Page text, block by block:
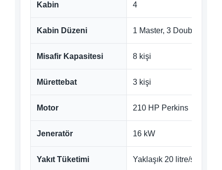
Kabin 4
Kabin Düzeni 1 Master, 3 Double
Misafir Kapasitesi 8 kişi
Mürettebat 3 kişi
Motor 210 HP Perkins
Jeneratör 16 kW
Yakıt Tüketimi Yaklaşık 20 litre/saat